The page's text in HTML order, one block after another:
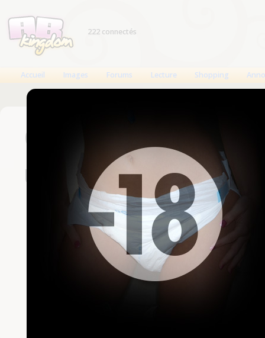
222 connectés
Accueil Images Forums Lecture Shopping
Connexion
Un compte est
Nom d'utilisateur
Mot de passe